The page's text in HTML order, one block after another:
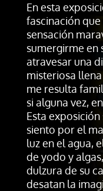
En esta
fascinación
sensación
sumergirme en
atravesar una
misteriosa
me resulta
si alguna vez,
Esta
siento por el
luz en el agua,
de yodo y
dulzura de su
desatan la